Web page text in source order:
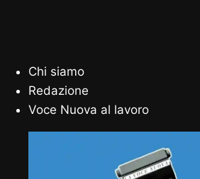
Chi siamo
Redazione
Voce Nuova al lavoro